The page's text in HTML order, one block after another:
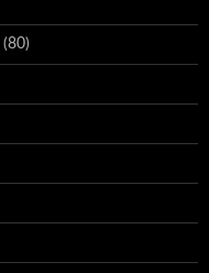
(80)